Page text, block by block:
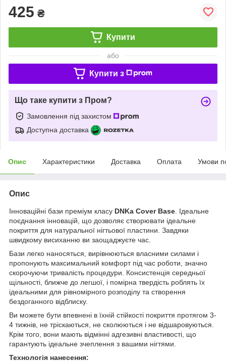
425 ₴
Купити
або
Купити з
Що таке купити з Пром?
Замовлення під захистом
Доступна доставка
Опис Характеристики Доставка Оплата Умови
Опис
Інноваційні бази преміум класу DNKa Cover Base . Ідеальне
поєднання інновацій, що дозволяє створювати ідеальне
покриття для натуральної нігтьової пластини. Завдяки
швидкому висиханню ви заощаджуєте час.
Бази легко наносяться, вирівнюються власними силами і
пропонують максимальний комфорт під час роботи, значно
скорочуючи тривалість процедури. Консистенція середньої
щільності, ближче до легшої, і помірна твердість роблять їх
ідеальними для рівномірного розподілу та створення
бездоганного відблиску.
Ви можете бути впевнені в їхній стійкості покриття протягом 3-
4 тижнів, не тріскаються, не сколюються і не відшаровуються.
Крім того, вони мають відмінні адгезивні властивості, що
гарантують ідеальне зчеплення з вашими нігтями.
Технологія нанесення: